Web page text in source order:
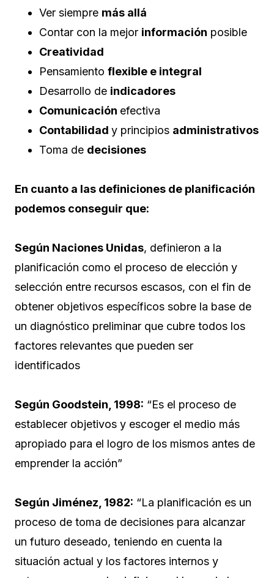
Ver siempre más allá
Contar con la mejor información posible
Creatividad
Pensamiento flexible e integral
Desarrollo de indicadores
Comunicación efectiva
Contabilidad y principios administrativos
Toma de decisiones
En cuanto a las definiciones de planificación
podemos conseguir que:
Según Naciones Unidas, definieron a la
planificación como el proceso de elección y
selección entre recursos escasos, con el fin de
obtener objetivos específicos sobre la base de
un diagnóstico preliminar que cubre todos los
factores relevantes que pueden ser
identificados
Según Goodstein, 1998: “Es el proceso de
establecer objetivos y escoger el medio más
apropiado para el logro de los mismos antes de
emprender la acción”
Según Jiménez, 1982: “La planificación es un
proceso de toma de decisiones para alcanzar
un futuro deseado, teniendo en cuenta la
situación actual y los factores internos y